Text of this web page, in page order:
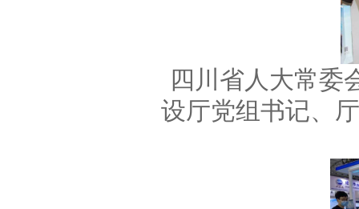
四川省人大常委
设厅党组书记、